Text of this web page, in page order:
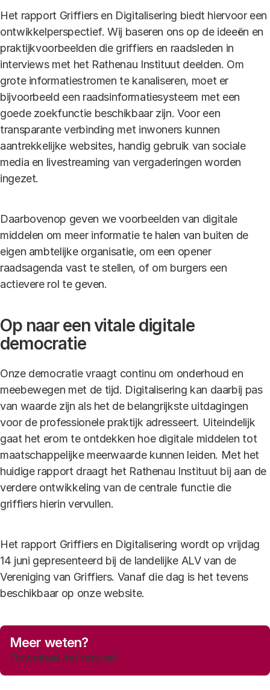
Het rapport Griffiers en Digitalisering biedt hiervoor een
ontwikkelperspectief. Wij baseren ons op de ideeën en
praktijkvoorbeelden die griffiers en raadsleden in
interviews met het Rathenau Instituut deelden. Om
grote informatiestromen te kanaliseren, moet er
bijvoorbeeld een raadsinformatiesysteem met een
goede zoekfunctie beschikbaar zijn. Voor een
transparante verbinding met inwoners kunnen
aantrekkelijke websites, handig gebruik van sociale
media en livestreaming van vergaderingen worden
ingezet.
Daarbovenop geven we voorbeelden van digitale
middelen om meer informatie te halen van buiten de
eigen ambtelijke organisatie, om een opener
raadsagenda vast te stellen, of om burgers een
actievere rol te geven.
Op naar een vitale digitale
democratie
Onze democratie vraagt continu om onderhoud en
meebewegen met de tijd. Digitalisering kan daarbij pas
van waarde zijn als het de belangrijkste uitdagingen
voor de professionele praktijk adresseert. Uiteindelijk
gaat het erom te ontdekken hoe digitale middelen tot
maatschappelijke meerwaarde kunnen leiden. Met het
huidige rapport draagt het Rathenau Instituut bij aan de
verdere ontwikkeling van de centrale functie die
griffiers hierin vervullen.
Het rapport Griffiers en Digitalisering wordt op vrijdag
14 juni gepresenteerd bij de landelijke ALV van de
Vereniging van Griffiers. Vanaf die dag is het tevens
beschikbaar op onze website.
Meer weten?
Download het rapport